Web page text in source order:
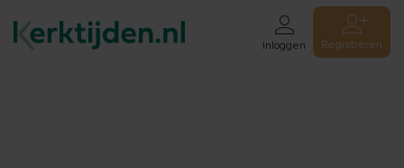
Inloggen Registreren